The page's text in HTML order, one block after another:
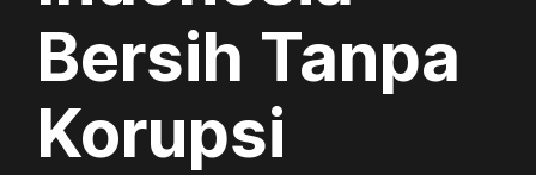
Bersih Tanpa
Korupsi